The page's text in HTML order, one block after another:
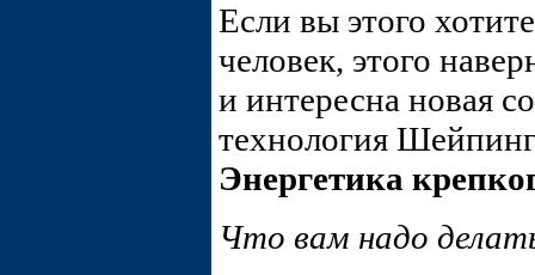
Если вы этого
человек, этого
и интересна новая
технология
Энергетика
Что вам надо